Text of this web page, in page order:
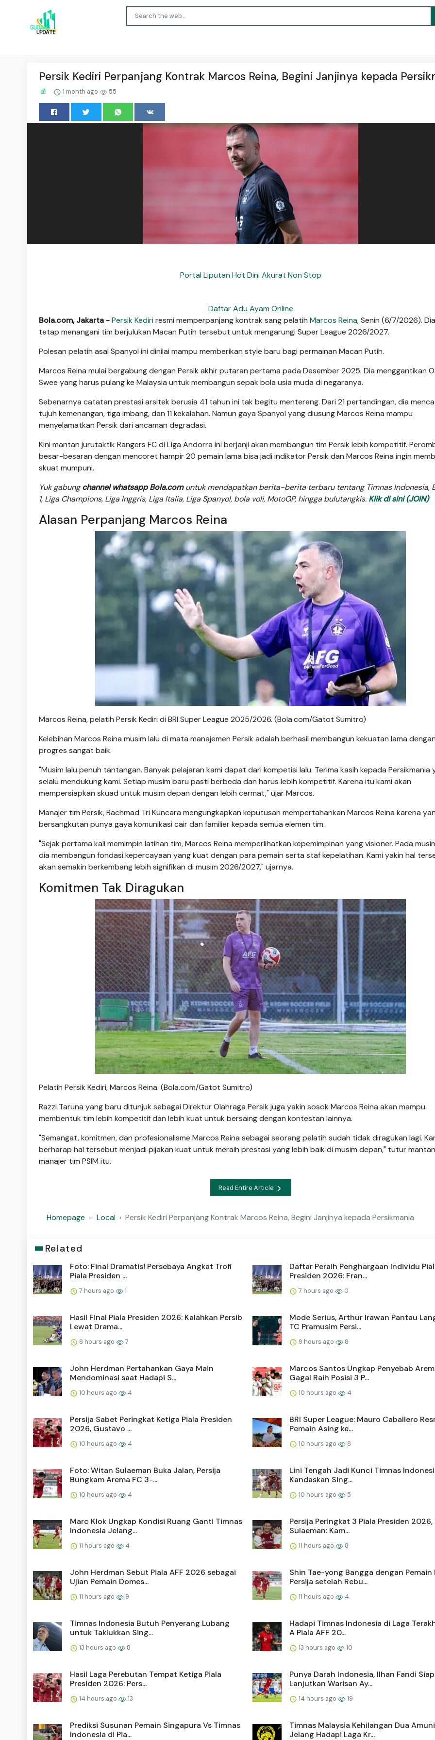
Persik Kediri Perpanjang Kontrak Marcos Reina, Begini Janjinya kepada
1 month ago 55
Portal Liputan Hot Dini Akurat Non Stop
Daftar Adu Ayam Online
Bola.com, Jakarta -Persik Kediriresmi memperpanjang kontrak sang pelatih Marcos Reina, Senin (6/7/2026).
tetap menangani tim berjulukan Macan Putih tersebut untuk mengarungi Super League 2026/2027.
Polesan pelatih asal Spanyol ini dinilai mampu memberikan style baru bagi permainan Macan Putih.
Marcos Reina mulai bergabung dengan Persik akhir putaran pertama pada Desember 2025. Dia menggantikan
Swee yang harus pulang ke Malaysia untuk membangun sepak bola usia muda di negaranya.
Sebenarnya catatan prestasi arsitek berusia 41 tahun ini tak begitu mentereng. Dari 21 pertandingan, dia
tujuh kemenangan, tiga imbang, dan 11 kekalahan. Namun gaya Spanyol yang diusung Marcos Reina mampu
menyelamatkan Persik dari ancaman degradasi.
Kini mantan jurutaktik Rangers FC di Liga Andorra ini berjanji akan membangun tim Persik lebih kompetitif.
besar-besaran dengan mencoret hampir 20 pemain lama bisa jadi indikator Persik dan Marcos Reina ingin
skuat mumpuni.
Yuk gabungchannel whatsapp Bola.comuntuk mendapatkan berita-berita terbaru tentang Timnas Indonesia,
1, Liga Champions, Liga Inggris, Liga Italia, Liga Spanyol, bola voli, MotoGP, hingga bulutangkis. Klik di sini (JOIN)
Alasan Perpanjang Marcos Reina
Marcos Reina, pelatih Persik Kediri di BRI Super League 2025/2026. (Bola.com/Gatot Sumitro)
Kelebihan Marcos Reina musim lalu di mata manajemen Persik adalah berhasil membangun kekuatan lama dengan
progres sangat baik.
"Musim lalu penuh tantangan. Banyak pelajaran kami dapat dari kompetisi lalu. Terima kasih kepada Persikmania
selalu mendukung kami. Setiap musim baru pasti berbeda dan harus lebih kompetitif. Karena itu kami akan
mempersiapkan skuad untuk musim depan dengan lebih cermat," ujar Marcos.
Manajer tim Persik, Rachmad Tri Kuncara mengungkapkan keputusan mempertahankan Marcos Reina karena
bersangkutan punya gaya komunikasi cair dan familier kepada semua elemen tim.
"Sejak pertama kali memimpin latihan tim, Marcos Reina memperlihatkan kepemimpinan yang visioner. Pada
dia membangun fondasi kepercayaan yang kuat dengan para pemain serta staf kepelatihan. Kami yakin hal
akan semakin berkembang lebih signifikan di musim 2026/2027," ujarnya.
Komitmen Tak Diragukan
Pelatih Persik Kediri, Marcos Reina. (Bola.com/Gatot Sumitro)
Razzi Taruna yang baru ditunjuk sebagai Direktur Olahraga Persik juga yakin sosok Marcos Reina akan mampu
membentuk tim lebih kompetitif dan lebih kuat untuk bersaing dengan kontestan lainnya.
"Semangat, komitmen, dan profesionalisme Marcos Reina sebagai seorang pelatih sudah tidak diragukan lagi.
berharap hal tersebut menjadi pijakan kuat untuk meraih prestasi yang lebih baik di musim depan," tutur mantan
manajer tim PSIM itu.
Read Entire Article
Homepage Local Persik Kediri Perpanjang Kontrak Marcos Reina, Begini Janjinya kepada Persikmania
Related
Foto: Final Dramatis! Persebaya Angkat Trofi
Piala Presiden ...
7 hours ago 1
Daftar Peraih Penghargaan Individu
Presiden 2026: Fran...
7 hours ago 0
Hasil Final Piala Presiden 2026: Kalahkan Persib
Lewat Drama...
8 hours ago 7
Mode Serius, Arthur Irawan Pantau
TC Pramusim Persi...
9 hours ago 8
John Herdman Pertahankan Gaya Main
Mendominasi saat Hadapi S...
10 hours ago 4
Marcos Santos Ungkap Penyebab
Gagal Raih Posisi 3 P...
10 hours ago 4
Persija Sabet Peringkat Ketiga Piala Presiden
2026, Gustavo ...
10 hours ago 4
BRI Super League: Mauro Caballero
Pemain Asing ke...
10 hours ago 8
Foto: Witan Sulaeman Buka Jalan, Persija
Bungkam Arema FC 3-...
10 hours ago 4
Lini Tengah Jadi Kunci Timnas
Kandaskan Sing...
10 hours ago 5
Marc Klok Ungkap Kondisi Ruang Ganti Timnas
Indonesia Jelang...
11 hours ago 4
Persija Peringkat 3 Piala Presiden
Sulaeman: Kam...
11 hours ago 8
John Herdman Sebut Piala AFF 2026 sebagai
Ujian Pemain Domes...
11 hours ago 9
Shin Tae-yong Bangga dengan Pemain
Persija setelah Rebu...
11 hours ago 4
Timnas Indonesia Butuh Penyerang Lubang
untuk Taklukkan Sing...
13 hours ago 8
Hadapi Timnas Indonesia di Laga
A Piala AFF 20...
13 hours ago 10
Hasil Laga Perebutan Tempat Ketiga Piala
Presiden 2026: Pers...
14 hours ago 13
Punya Darah Indonesia, Ilhan Fandi Siap
Lanjutkan Warisan Ay...
14 hours ago 19
Prediksi Susunan Pemain Singapura Vs Timnas
Indonesia di Pia...
Timnas Malaysia Kehilangan Dua
Jelang Hadapi Laga Kr...